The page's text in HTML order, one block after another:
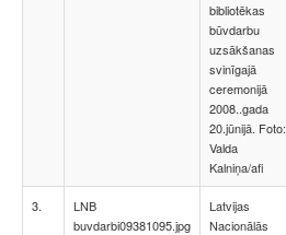
bibliotēkas
būvdarbu
uzsākšanas
svinīgajā
ceremonijā
2008..gada
20.jūnijā. Foto:
Valda
Kalniņa/afi
3.
LNB
buvdarbi09381095.jpg
Latvijas
Nacionālās